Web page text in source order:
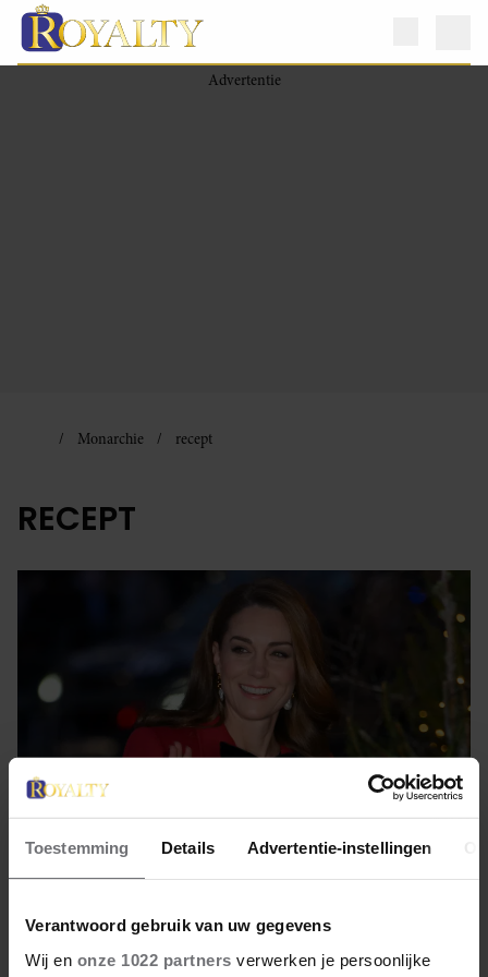
Toestemming Details Advertentie-instellingen
Verantwoord gebruik van uw gegevens
Wij en onze 1022 partners verwerken je persoonlijke
Monarchie recept
RECEPT
DÍT RECEPT MAAKT KATE